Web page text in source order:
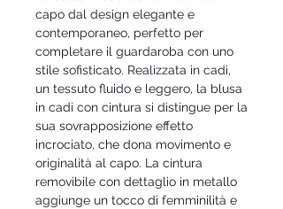
capo dal design elegante e
contemporaneo, perfetto per
completare il guardaroba con uno
stile sofisticato. Realizzata in cadi,
un tessuto fluido e leggero, la blusa
in cadi con cintura si distingue per la
sua sovrapposizione effetto
incrociato, che dona movimento e
originalità al capo. La cintura
removibile con dettaglio in metallo
aggiunge un tocco di femminilità e